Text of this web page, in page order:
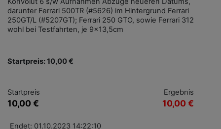
darunter Ferrari 500TR (#5626) im Hintergrund Ferrari
250GT/L (#5207GT); Ferrari 250 GTO, sowie Ferrari 312
wohl bei Testfahrten, je 9x13,5cm
Startpreis: 10,00 €
Startpreis
10,00 €
Ergebnis
10,00 €
Endet: 01.10.2023 14:22:10